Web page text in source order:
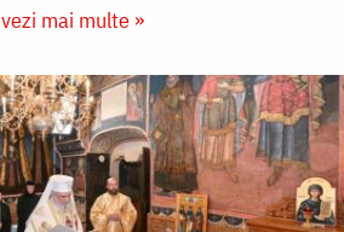
vezi mai multe »